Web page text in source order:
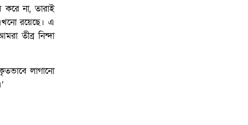
করে না, তারাই
রয়েছে। এ
তীব্র নিন্দা
লাগানো